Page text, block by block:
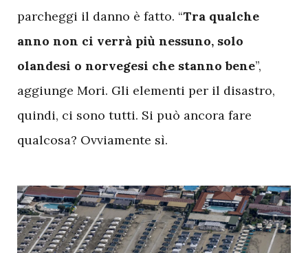
parcheggi il danno è fatto. “Tra qualche
anno non ci verrà più nessuno, solo
olandesi o norvegesi che stanno bene”,
aggiunge Mori. Gli elementi per il disastro,
quindi, ci sono tutti. Si può ancora fare
qualcosa? Ovviamente sì.